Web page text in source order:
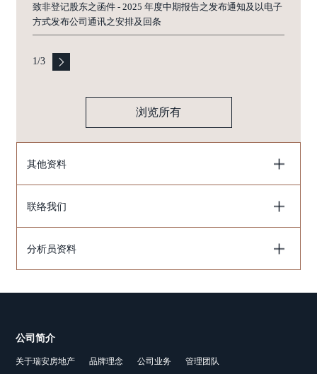
致非登记股东之函件 - 2025 年度中期报告之发布通知及以电子
方式发布公司通讯之安排及回条
1/3
浏览所有
其他资料
联络我们
分析员资料
公司简介
关于瑞安房地产 品牌理念 公司业务 管理团队